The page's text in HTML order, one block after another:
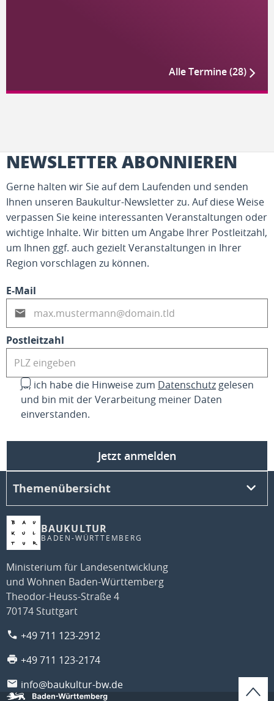
Alle Termine (28)
NEWSLETTER ABONNIEREN
Gerne halten wir Sie auf dem Laufenden und senden
Ihnen unseren Baukultur-Newsletter zu. Auf diese Weise
verpassen Sie keine interessanten Veranstaltungen oder
wichtige Inhalte. Wir bitten um Angabe Ihrer Postleitzahl,
um Ihnen ggf. auch gezielt Veranstaltungen in Ihrer
Region vorschlagen zu können.
E-Mail
Postleitzahl
Ja, ich habe die Hinweise zum Datenschutz gelesen
und bin mit der Verarbeitung meiner Daten
einverstanden.
Jetzt anmelden
BAUKULTUR
BADEN-WÜRTTEMBERG
Ministerium für Landesentwicklung
und Wohnen Baden-Württemberg
Theodor-Heuss-Straße 4
70174 Stuttgart
+49 711 123-2912
+49 711 123-2174
info@baukultur-bw.de
Themenübersicht